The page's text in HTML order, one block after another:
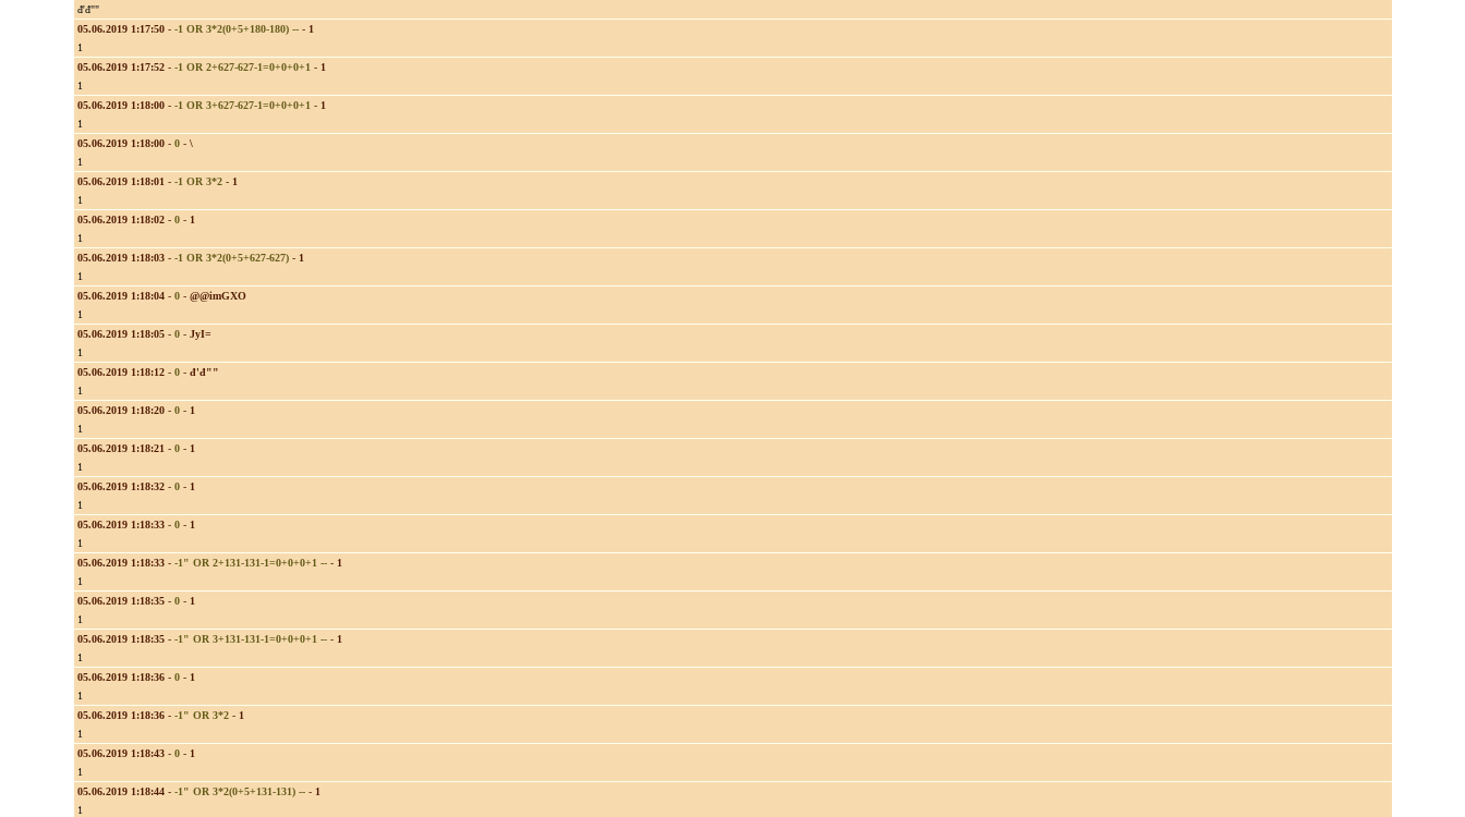
đ'đ""
05.06.2019 1:17:50- -1 OR 3*2(0+5+180-180) --- 1
1
05.06.2019 1:17:52- -1 OR 2+627-627-1=0+0+0+1 - 1
1
05.06.2019 1:18:00- -1 OR 3+627-627-1=0+0+0+1 - 1
1
05.06.2019 1:18:00- 0- \
1
05.06.2019 1:18:01 - -1 OR 3*2- 1
1
05.06.2019 1:18:02- 0- 1
1
05.06.2019 1:18:03- -1 OR 3*2(0+5+627-627)- 1
1
05.06.2019 1:18:04- 0- @@imGXO
1
05.06.2019 1:18:05- 0- JyI=
1
05.06.2019 1:18:12- 0- đ'đ""
1
05.06.2019 1:18:20- 0- 1
1
05.06.2019 1:18:21 - 0- 1
1
05.06.2019 1:18:32- 0- 1
1
05.06.2019 1:18:33- 0- 1
1
05.06.2019 1:18:33- -1" OR 2+131-131-1=0+0+0+1 --- 1
1
05.06.2019 1:18:35- 0- 1
1
05.06.2019 1:18:35- -1" OR 3+131-131-1=0+0+0+1 --- 1
1
05.06.2019 1:18:36- 0- 1
1
05.06.2019 1:18:36- -1" OR 3*2- 1
1
05.06.2019 1:18:43- 0- 1
1
05.06.2019 1:18:44- -1" OR 3*2(0+5+131-131) --- 1
1